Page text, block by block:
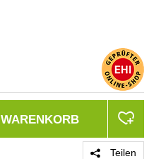
WARENKORB
Teilen